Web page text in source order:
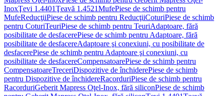
InoxŢevi 1.4401Ţeavă 1.4521MufePiese de schimb pentru
MufeReducţiiPiese de schimb pentru ReducţiiCoturiPiese de schimb
pentru CoturiTeuriPiese de schimb pentru TeuriAdaptoare, fără
posibilitate de desfacerePiese de schimb pentru Adaptoare, fără
posibilitate de desfacereAdaptoare şi conexiuni, cu posibilitate de
desfacerePiese de schimb pentru Adaptoare şi conexiuni, cu
posibilitate de desfacereCompensatoarePiese de schimb pentru
CompensatoareTreceriDispozitive de închiderePiese de schimb
pentru Dispozitive de închidereRacorduriPiese de schimb pentru
RacorduriGeberit Mapress Oţel-Inox, fără siliconPiese de schimb